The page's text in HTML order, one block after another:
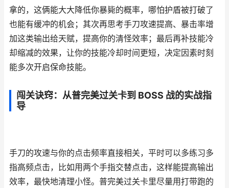
拿的，这俩能大大降低你暴毙的概率，哪怕护盾被打破了
也能有缓冲的机会；其次再思考手刀攻速提高、暴击率增
加这类输出给天赋，提高你的清怪效率；最后再补技能冷
却缩减的效果，让你的技能冷却时间更短，决定因素时刻
能多次开启保命技能。
闯关诀窍：从普完美过关卡到 BOSS 战的实战指
导
手刀的攻速与你的点击频率直接相关，平时可以多练习多
指高频点击，比如用两个手指交替点击，这样能提高输出
效率，最快地清理小怪。普完美过关卡里尽量用打带跑的